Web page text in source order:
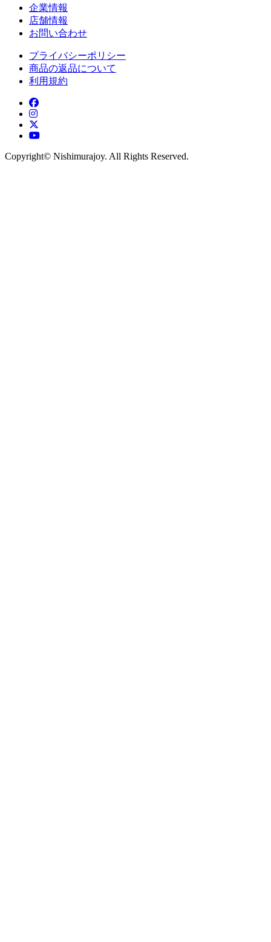
企業情報
店舗情報
お問い合わせ
プライバシーポリシー
商品の返品について
利用規約
Copyright©︎ Nishimurajoy. All Rights Reserved.